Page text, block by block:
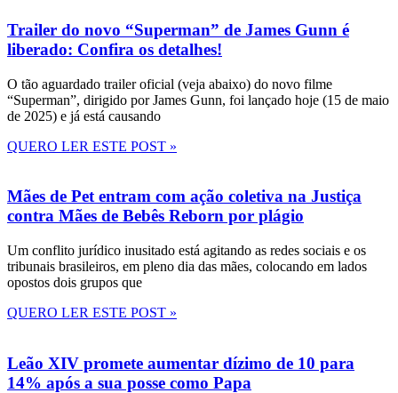
Trailer do novo “Superman” de James Gunn é
liberado: Confira os detalhes!
O tão aguardado trailer oficial (veja abaixo) do novo filme
“Superman”, dirigido por James Gunn, foi lançado hoje (15 de maio
de 2025) e já está causando
QUERO LER ESTE POST »
Mães de Pet entram com ação coletiva na Justiça
contra Mães de Bebês Reborn por plágio
Um conflito jurídico inusitado está agitando as redes sociais e os
tribunais brasileiros, em pleno dia das mães, colocando em lados
opostos dois grupos que
QUERO LER ESTE POST »
Leão XIV promete aumentar dízimo de 10 para
14% após a sua posse como Papa